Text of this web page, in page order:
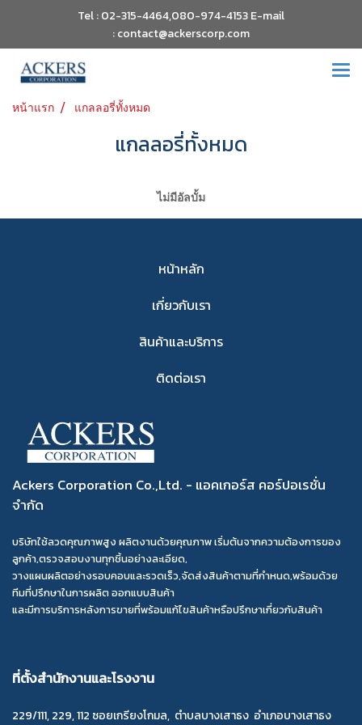
Tel : 02-315-4464,080-974-4153 E-mail
: contact@ackerscorp.com
หน้าแรก แกลลอรี่ทั้งหมด
แกลลอรี่ทั้งหมด
ไม่มีอัลบั้ม
หน้าหลัก
เกี่ยวกับเรา
สินค้าและบริการ
ติดต่อเรา
Ackers Corporation Co.,Ltd. - แอคเกอร์ส คอร์ปอเรชั่น
จำกัด
บริษัทใช้ลวดคุณภาพสูง ผลิตงานด้วยคุณภาพ เริ่มต้นจากความต้องการของ
ลูกค้า,ตรวจสอบงานทุกชิ้นอย่างละเอียด,
วางแผนผลิตอย่างรอบคอบและรวดเร็ว,จัดส่งสินค้าตามที่กำหนด,พร้อมด้วย
ทีมที่ปรึกษาในการผลิต ออกแบบสินค้า
และมีการบริการหลังการขายที่พร้อมแก้ไขสินค้าหรือปรึกษาเกี่ยวกับสินค้า
ที่ตั้งสำนักงานและโรงงาน
229/111, 229, 112 ซอยเกรียงโกมล, ตำบลบางเสาธง อำเภอบางเสาธง